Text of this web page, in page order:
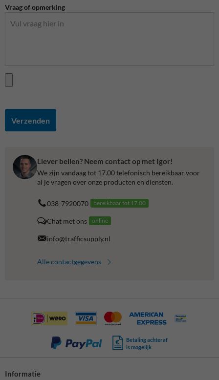
Vraag of opmerking
Verzenden
Liever bellen? Neem contact op met Igor!
We zijn vandaag tot 17.00 telefonisch bereikbaar voor
al je vragen over onze producten en diensten.
038-7920070 bereikbaar tot 17.00
Chat met ons online
info@trafficsupply.nl
Alle contactgegevens
Betaling achteraf
is mogelijk
Informatie